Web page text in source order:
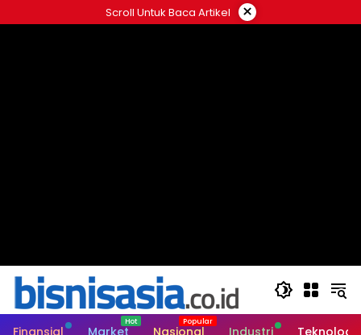
ke
Scroll Untuk Baca Artikel ×
Finansial Market Nasional Industri Teknologi